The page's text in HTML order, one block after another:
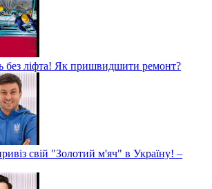
без ліфта! Як пришвидшити ремонт?
свій "Золотий м'яч" в Україну! –